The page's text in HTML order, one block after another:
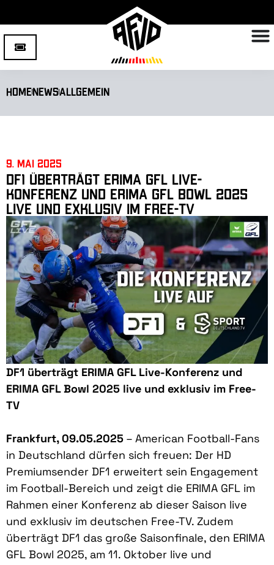
HomeNewsAllgemein
9. Mai 2025
DF1 überträgt ERIMA GFL Live-
Konferenz und ERIMA GFL Bowl 2025
live und exklusiv im Free-TV
DF1 überträgt ERIMA GFL Live-Konferenz und
ERIMA GFL Bowl 2025 live und exklusiv im Free-
TV
Frankfurt, 09.05.2025 – American Football-Fans
in Deutschland dürfen sich freuen: Der HD
Premiumsender DF1 erweitert sein Engagement
im Football-Bereich und zeigt die ERIMA GFL im
Rahmen einer Konferenz ab dieser Saison live
und exklusiv im deutschen Free-TV. Zudem
überträgt DF1 das große Saisonfinale, den ERIMA
GFL Bowl 2025, am 11. Oktober live und